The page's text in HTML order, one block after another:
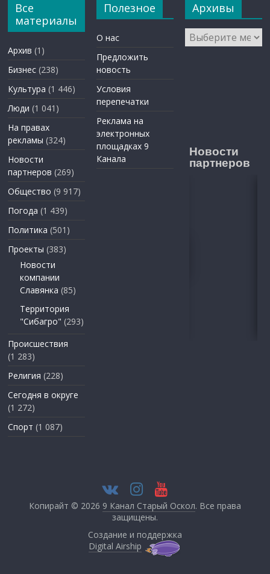
Все
материалы
Архив (1)
Бизнес (238)
Культура (1 446)
Люди (1 041)
На правах
рекламы (324)
Новости
партнеров (269)
Общество (9 917)
Погода (1 439)
Политика (501)
Проекты (383)
Новости
компании
Славянка (85)
Территория
"Сибагро" (293)
Происшествия
(1 283)
Религия (228)
Сегодня в округе
(1 272)
Спорт (1 087)
Полезное
О нас
Предложить
новость
Условия
перепечатки
Реклама на
электронных
площадках 9
Канала
Архивы
Архивы
Новости
партнеров
Копирайт © 2026 9 Канал Старый Оскол. Все права
защищены.
Создание и поддержка
Digital Airship